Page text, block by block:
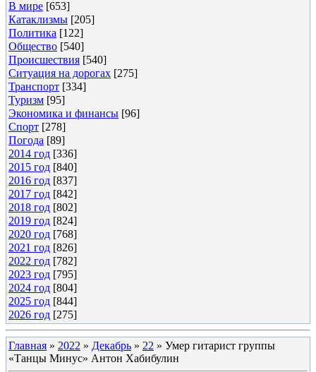
В мире [653]
Катаклизмы [205]
Политика [122]
Общество [540]
Происшествия [540]
Ситуация на дорогах [275]
Транспорт [334]
Туризм [95]
Экономика и финансы [96]
Спорт [278]
Погода [89]
2014 год [336]
2015 год [840]
2016 год [837]
2017 год [842]
2018 год [802]
2019 год [824]
2020 год [768]
2021 год [826]
2022 год [782]
2023 год [795]
2024 год [804]
2025 год [844]
2026 год [275]
Главная » 2022 » Декабрь » 22 » Умер гитарист группы
«Танцы Минус» Антон Хабибулин